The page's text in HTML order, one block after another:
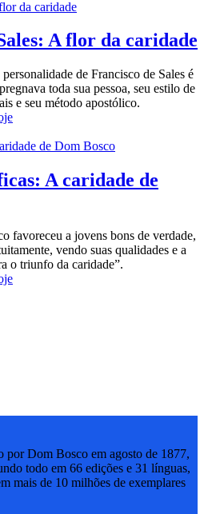
A flor da caridade
de Francisco de Sales é
toda sua pessoa, seu estilo de
e seu método apostólico.
A caridade de
favoreceu a jovens bons de verdade,
vendo suas qualidades e a
o triunfo da caridade”.
por Dom Bosco em agosto de 1877,
todo em 66 edições e 31 línguas,
mais de 10 milhões de exemplares